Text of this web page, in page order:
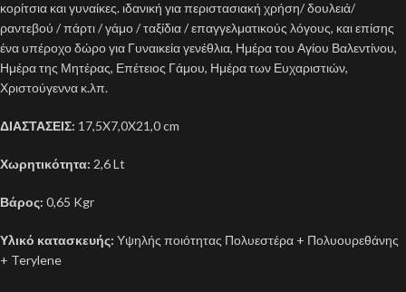
κορίτσια και γυναίκες. ιδανική για περιστασιακή χρήση/ δουλειά/
ραντεβού / πάρτι / γάμο / ταξίδια / επαγγελματικούς λόγους, και επίσης
ένα υπέροχο δώρο για Γυναικεία γενέθλια, Ημέρα του Αγίου Βαλεντίνου,
Ημέρα της Μητέρας, Επέτειος Γάμου, Ημέρα των Ευχαριστιών,
Χριστούγεννα κ.λπ.
ΔΙΑΣΤΑΣΕΙΣ: 17,5X7,0X21,0 cm
Χωρητικότητα: 2,6 Lt
Βάρος: 0,65 Kgr
Υλικό κατασκευής: Υψηλής ποιότητας Πολυεστέρα + Πολυουρεθάνης
+ Terylene